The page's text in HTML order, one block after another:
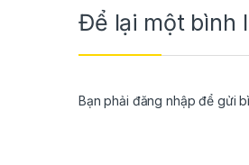
Để lại một bình
Bạn phải đăng nhập để gửi